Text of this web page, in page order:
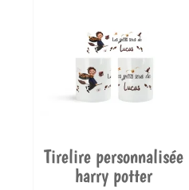
Tirelire personnalisée
harry potter